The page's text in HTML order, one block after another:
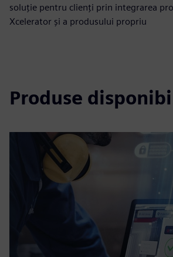
soluție pentru clienți prin integrarea
Xcelerator și a produsului propriu
Produse